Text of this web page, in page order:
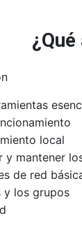
local
y mantener
de red
y los grupos